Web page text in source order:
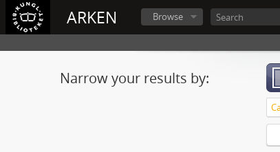
ARKEN Browse
Narrow your results by: